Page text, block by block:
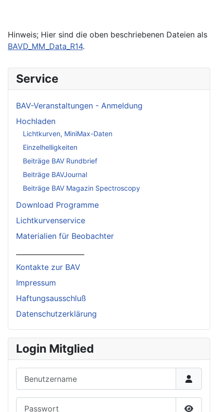
Hinweis; Hier sind die oben beschriebenen Dateien als
BAVD_MM_Data_R14.
Service
BAV-Veranstaltungen - Anmeldung
Hochladen
Lichtkurven, MiniMax-Daten
Einzelhelligkeiten
Beiträge BAV Rundbrief
Beiträge BAVJournal
Beiträge BAV Magazin Spectroscopy
Download Programme
Lichtkurvenservice
Materialien für Beobachter
Kontakte zur BAV
Impressum
Haftungsausschluß
Datenschutzerklärung
Login Mitglied